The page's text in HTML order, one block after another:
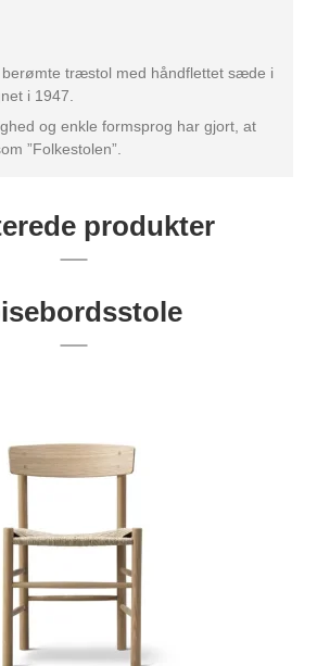
træstol med håndflettet sæde i
i 1947.
og enkle formsprog har gjort, at
”Folkestolen”.
produkter